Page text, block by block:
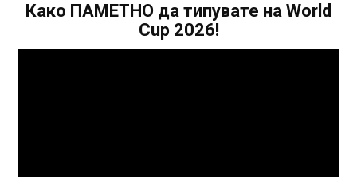
Како ПАМЕТНО да типувате на World
Cup 2026!